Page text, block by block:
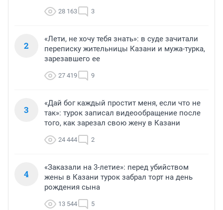
28 163 3
2
«Лети, не хочу тебя знать»: в суде зачитали
переписку жительницы Казани и мужа-турка,
зарезавшего ее
27 419 9
3
«Дай бог каждый простит меня, если что не
так»: турок записал видеообращение после
того, как зарезал свою жену в Казани
24 444 2
4
«Заказали на 3-летие»: перед убийством
жены в Казани турок забрал торт на день
рождения сына
13 544 5